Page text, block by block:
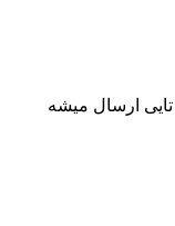
ارسال میشه